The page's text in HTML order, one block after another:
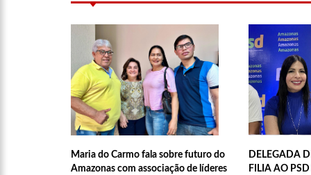
Prefeitura de
12:56 OMS declara fim
12:45 Fornecedores
Maria do Carmo fala sobre futuro do
Amazonas com associação de líderes
DELEGADA
FILIA AO